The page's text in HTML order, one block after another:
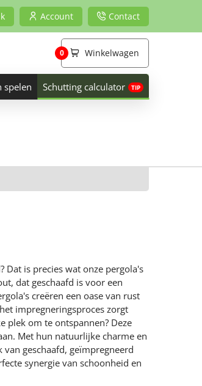
Account Contact
Winkelwagen
0
spelen Schutting calculator
is precies wat onze pergola's
dat geschaafd is voor een
creëren een oase van rust
impregneringsproces zorgt
plek om te ontspannen? Deze
Met hun natuurlijke charme en
geschaafd, geïmpregneerd
synergie van schoonheid en